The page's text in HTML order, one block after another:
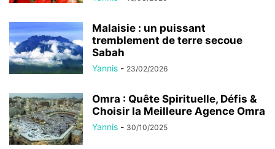
Malaisie : un puissant
tremblement de terre secoue
Sabah
Yannis - 23/02/2026
Omra : Quête Spirituelle, Défis &
Choisir la Meilleure Agence Omra
Yannis - 30/10/2025